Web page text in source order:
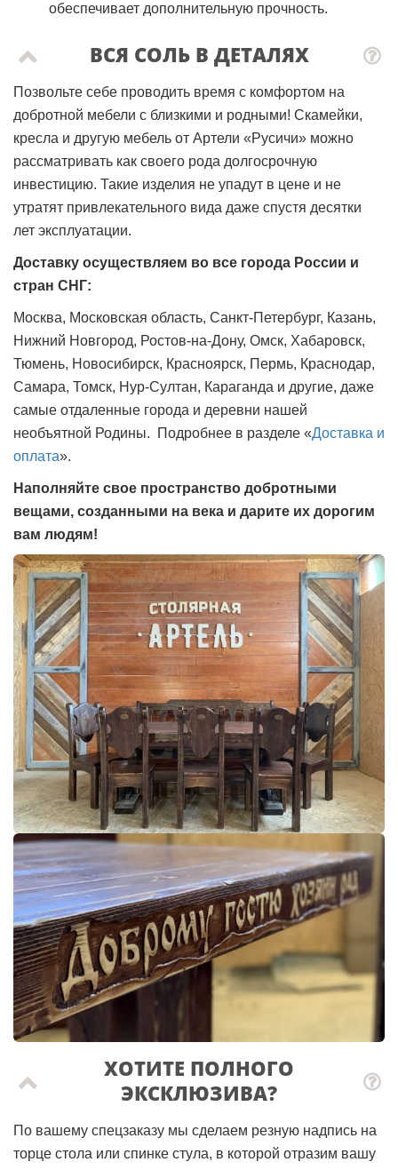
обеспечивает дополнительную прочность.
ВСЯ СОЛЬ В ДЕТАЛЯХ
Позвольте себе проводить время с комфортом на
добротной мебели с близкими и родными! Скамейки,
кресла и другую мебель от Артели «Русичи» можно
рассматривать как своего рода долгосрочную
инвестицию. Такие изделия не упадут в цене и не
утратят привлекательного вида даже спустя десятки
лет эксплуатации.
Доставку осуществляем во все города России и
стран СНГ:
Москва, Московская область, Санкт-Петербург, Казань,
Нижний Новгород, Ростов-на-Дону, Омск, Хабаровск,
Тюмень, Новосибирск, Красноярск, Пермь, Краснодар,
Самара, Томск, Нур-Султан, Караганда и другие, даже
самые отдаленные города и деревни нашей
необъятной Родины. Подробнее в разделе «Доставка и
оплата».
Наполняйте свое пространство добротными
вещами, созданными на века и дарите их дорогим
вам людям!
ХОТИТЕ ПОЛНОГО
ЭКСКЛЮЗИВА?
По вашему спецзаказу мы сделаем резную надпись на
торце стола или спинке стула, в которой отразим вашу